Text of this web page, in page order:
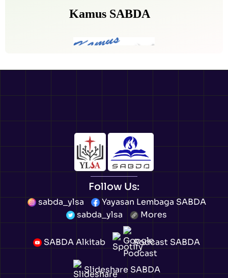
Follow Us:
sabda_ylsa
Yayasan Lembaga SABDA
sabda_ylsa
Mores
SABDA Alkitab Podcast SABDA
Slideshare SABDA